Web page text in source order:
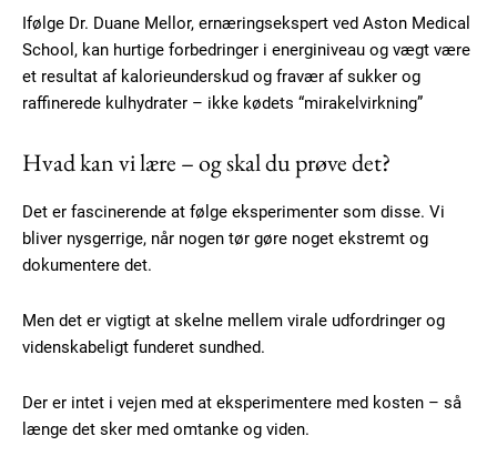
Member full access
Etiam est nibh, lobortis sit
Praesent euismod ac
Nullam eu erat condimentum
Donec quis est ac felis
Ifølge Dr. Duane Mellor, ernæringsekspert ved Aston Medical
School, kan hurtige forbedringer i energiniveau og vægt være
et resultat af kalorieunderskud og fravær af sukker og
raffinerede kulhydrater – ikke kødets “mirakelvirkning”
Hvad kan vi lære – og skal du prøve det?
Det er fascinerende at følge eksperimenter som disse. Vi
bliver nysgerrige, når nogen tør gøre noget ekstremt og
dokumentere det.
Men det er vigtigt at skelne mellem virale udfordringer og
videnskabeligt funderet sundhed.
Der er intet i vejen med at eksperimentere med kosten – så
længe det sker med omtanke og viden.